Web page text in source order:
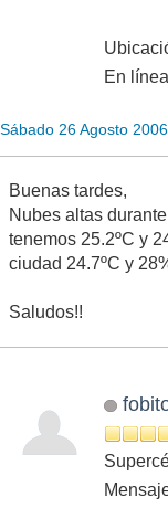
En línea
Sábado 26 Agosto
Buenas tardes,
Nubes altas
tenemos 25.2ºC y
ciudad 24.7ºC y
Saludos!!